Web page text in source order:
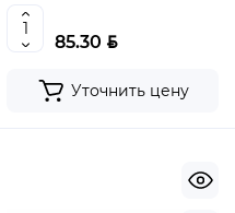
HT4R874
85.30 BYN
Уточнить цену